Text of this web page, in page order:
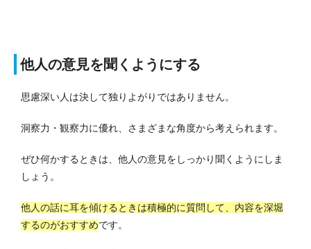
他人の意見を聞くようにする
思慮深い人は決して独りよがりではありません。
洞察力・観察力に優れ、さまざまな角度から考えられます。
ぜひ何かするときは、他人の意見をしっかり聞くようにしま
しょう。
他人の話に耳を傾けるときは積極的に質問して、内容を深堀
するのがおすすめです。